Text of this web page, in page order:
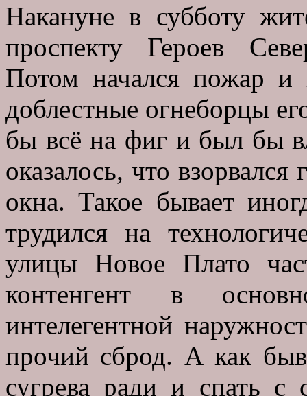
Накануне в субботу
проспекту Героев
Потом начался пожар и
доблестные огнеборцы
бы всё на фиг и был бы
оказалось, что
окна. Такое бывает
трудился на
улицы Новое Плато
контенгент в
интелегентной
прочий сброд. А как
сугрева ради и спать с